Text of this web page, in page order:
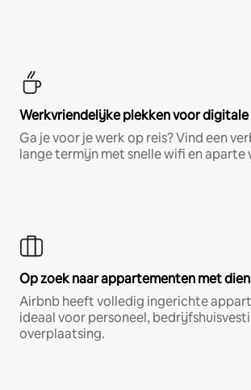
Werkvriendelijke plekken voor
Ga je voor je werk op reis? Vind een
lange termijn met snelle wifi en aparte
Op zoek naar appartementen met
Airbnb heeft volledig ingerichte
ideaal voor personeel,
overplaatsing.